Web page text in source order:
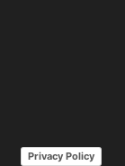
Privacy Policy